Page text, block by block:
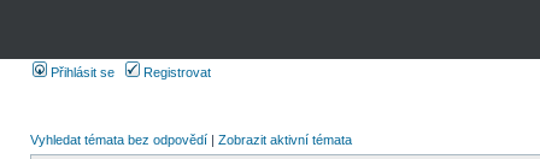
Přihlásit se Registrovat
Vyhledat témata bez odpovědí | Zobrazit aktivní témata